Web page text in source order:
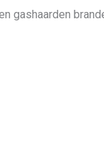
gashaarden